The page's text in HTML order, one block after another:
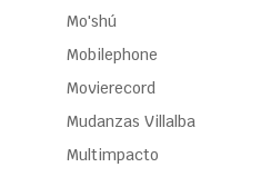
Mo'shú
Mobilephone
Movierecord
Mudanzas Villalba
Multimpacto